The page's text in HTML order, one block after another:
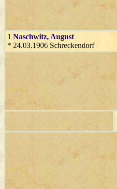
1 Naschwitz, August
* 24.03.1906 Schreckendorf